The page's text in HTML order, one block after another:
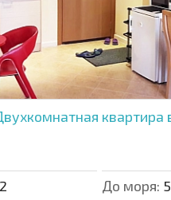
квартира
2 До моря: